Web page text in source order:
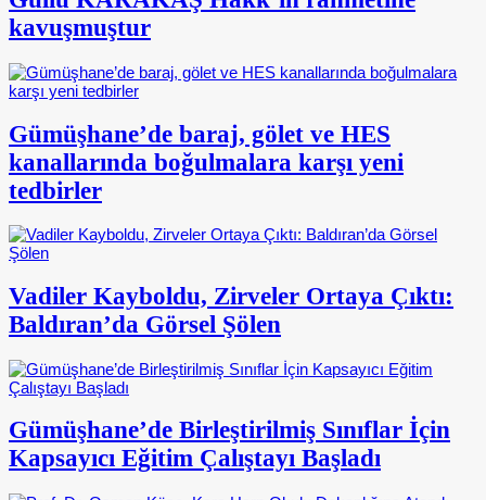
kavuşmuştur
Gümüşhane’de baraj, gölet ve HES
kanallarında boğulmalara karşı yeni
tedbirler
Vadiler Kayboldu, Zirveler Ortaya Çıktı:
Baldıran’da Görsel Şölen
Gümüşhane’de Birleştirilmiş Sınıflar İçin
Kapsayıcı Eğitim Çalıştayı Başladı